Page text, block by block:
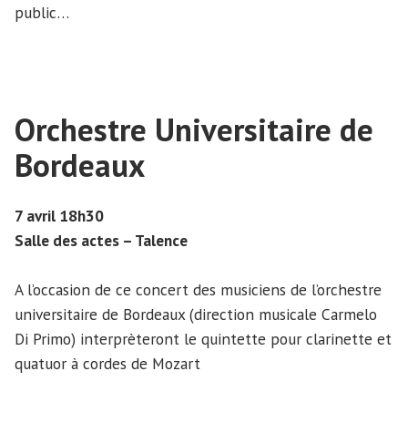
public…
Orchestre Universitaire de
Bordeaux
7 avril 18h30
Salle des actes – Talence
A l’occasion de ce concert des musiciens de l’orchestre
universitaire de Bordeaux (direction musicale Carmelo
Di Primo) interprèteront le quintette pour clarinette et
quatuor à cordes de Mozart